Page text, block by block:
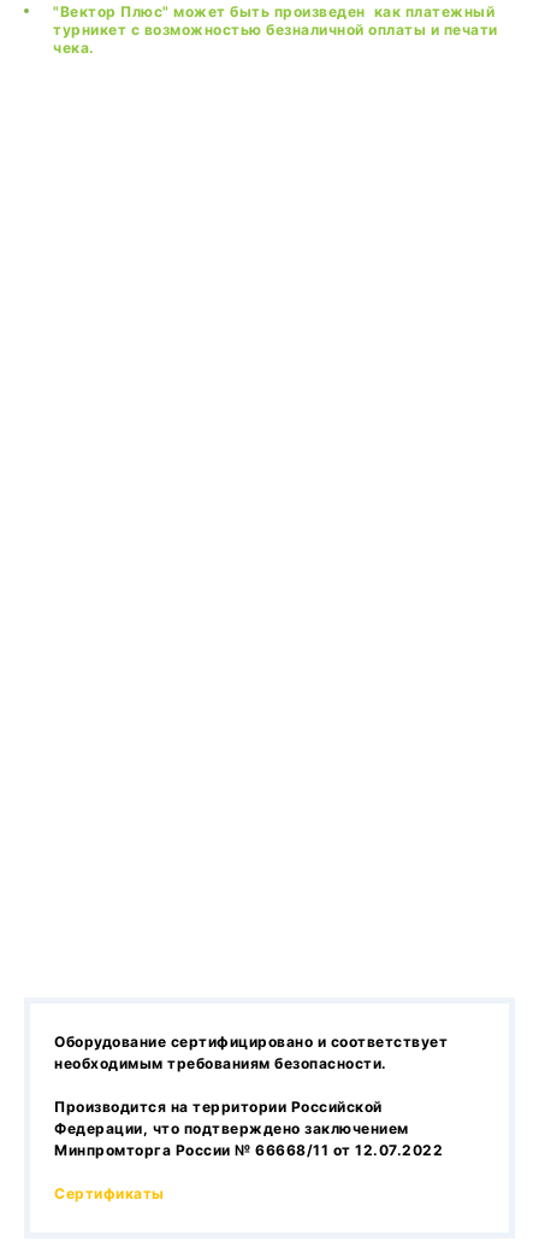
"Вектор Плюс" может быть произведен как платежный
турникет с возможностью безналичной оплаты и печати
чека.
Оборудование сертифицировано и соответствует
необходимым требованиям безопасности.
Производится на территории Российской
Федерации, что подтверждено заключением
Минпромторга России № 66668/11 от 12.07.2022
Сертификаты